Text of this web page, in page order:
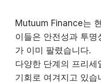
Mutuum Finance는
이들은 안전성과 투
가 이미 팔렸습니다.
다양한 단계의 프리
기회로 여겨지고 있습